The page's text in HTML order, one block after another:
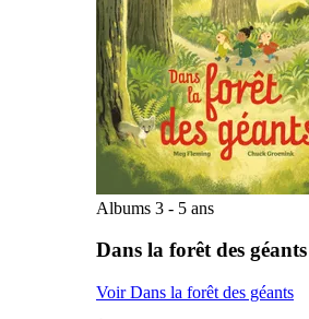
Albums 3 - 5 ans
Dans la forêt des géants
Voir Dans la forêt des géants